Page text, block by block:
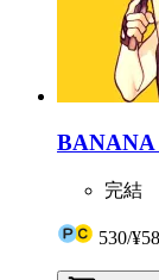
BANANA
完結
530/